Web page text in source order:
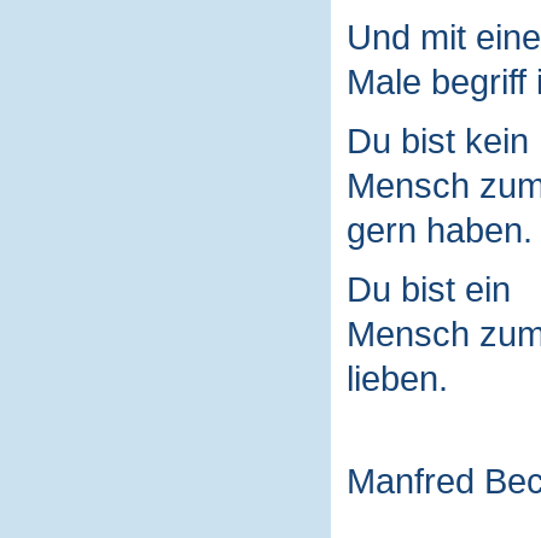
Und mit
Male begriff
Du bist kein
Mensch
gern haben.
Du bist ein
Mensch
lieben.
Manfred